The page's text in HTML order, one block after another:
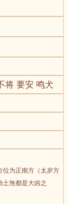
将 要安 鸣犬
位为正南方（太岁方
土煞都是大凶之